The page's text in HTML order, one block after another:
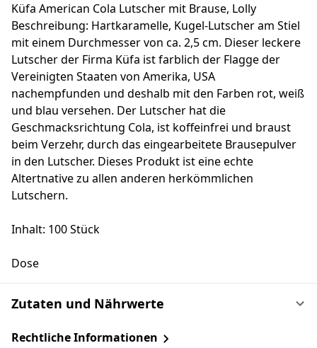
Küfa American Cola Lutscher mit Brause, Lolly
Beschreibung: Hartkaramelle, Kugel-Lutscher am Stiel
mit einem Durchmesser von ca. 2,5 cm. Dieser leckere
Lutscher der Firma Küfa ist farblich der Flagge der
Vereinigten Staaten von Amerika, USA
nachempfunden und deshalb mit den Farben rot, weiß
und blau versehen. Der Lutscher hat die
Geschmacksrichtung Cola, ist koffeinfrei und braust
beim Verzehr, durch das eingearbeitete Brausepulver
in den Lutscher. Dieses Produkt ist eine echte
Altertnative zu allen anderen herkömmlichen
Lutschern.
Inhalt: 100 Stück
Dose
Zutaten und Nährwerte
Rechtliche Informationen